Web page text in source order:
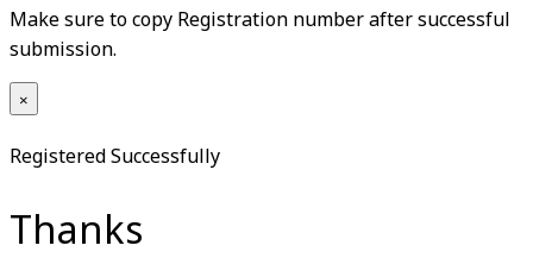
Make sure to copy Registration number after successful
submission.
×
Registered Successfully
Thanks